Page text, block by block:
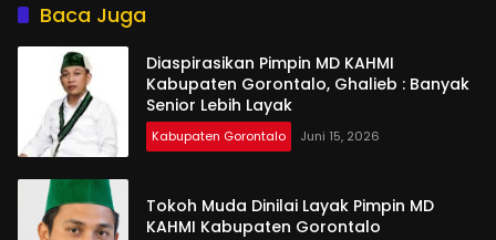
Baca Juga
Diaspirasikan Pimpin MD KAHMI
Kabupaten Gorontalo, Ghalieb : Banyak
Senior Lebih Layak
Kabupaten Gorontalo Juni 15, 2026
Tokoh Muda Dinilai Layak Pimpin MD
KAHMI Kabupaten Gorontalo